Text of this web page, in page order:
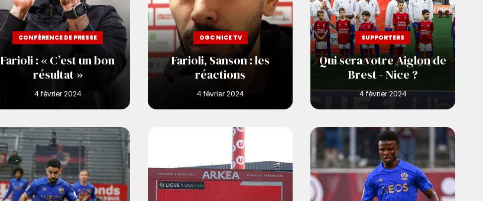
CONFÉRENCE DE PRESSE
Farioli : « C’est un bon
résultat »
OGC NICE TV
Farioli, Sanson : les
réactions
SUPPORTERS
Qui sera votre Aiglon de
Brest - Nice ?